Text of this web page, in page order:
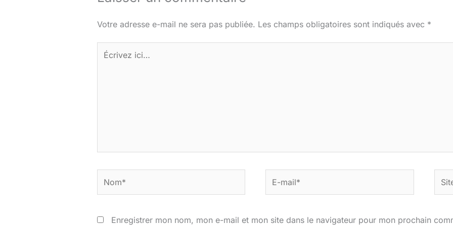
Votre adresse e-mail ne sera pas publiée. Les champs obligatoires sont indiqués avec *
Écrivez
ici…
mail*
Enregistrer mon nom, mon e-mail et mon site dans le navigateur pour mon prochain